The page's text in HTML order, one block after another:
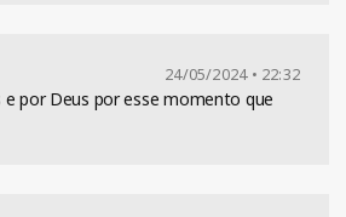
24/05/2024 • 22:32
e por Deus por esse momento que